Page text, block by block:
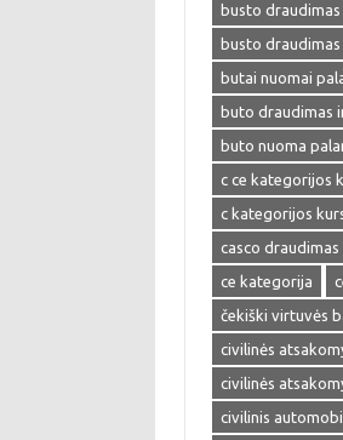
busto
busto
butai nuomai
buto draudimas
buto nuoma
c ce kategorijos
c kategorijos
casco draudimas
ce kategorija
čekiški virtuvės
civilinės
civilinės
civilinis